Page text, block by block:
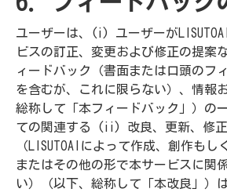
ユーザーは、(i) ユーザーが
ビスの訂正、変更および修正の提案
ィードバック（書面または口頭のフ
を含むが、これに限らない）、情報
総称して「本フィードバック」）の
ての関連する (ii) 改良、更新、修
（LISUTOAIによって作成、創作もし
またはその他の形で本サービスに関
い）（以下、総称して「本改良」）